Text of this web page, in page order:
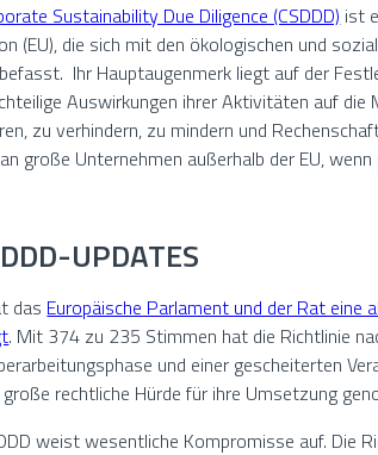
Sustainability Due Diligence (CSDDD) ist
(EU), die sich mit den ökologischen und
Ihr Hauptaugenmerk liegt auf der
Auswirkungen ihrer Aktivitäten auf die
zu verhindern, zu mindern und
große Unternehmen außerhalb der EU,
UPDATES
das Europäische Parlament und der Rat eine
. Mit 374 zu 235 Stimmen hat die Richtlinie
und einer gescheiterten
rechtliche Hürde für ihre Umsetzung
weist wesentliche Kompromisse auf. Die